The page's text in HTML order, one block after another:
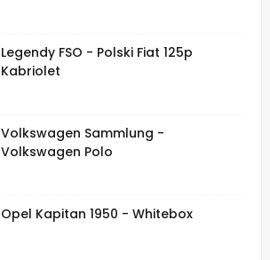
Legendy FSO - Polski Fiat 125p
Kabriolet
Volkswagen Sammlung -
Volkswagen Polo
Opel Kapitan 1950 - Whitebox